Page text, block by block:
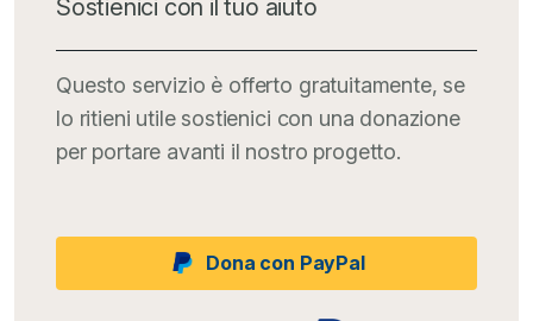
Sostienici con il tuo aiuto
Questo servizio è offerto gratuitamente, se
lo ritieni utile sostienici con una donazione
per portare avanti il nostro progetto.
Dona con PayPal